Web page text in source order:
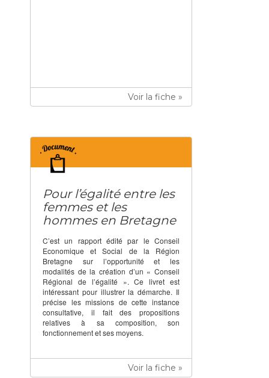
Voir la fiche »
Pour l’égalité entre les
femmes et les
hommes en Bretagne
C’est un rapport édité par le Conseil
Economique et Social de la Région
Bretagne sur l’opportunité et les
modalités de la création d’un « Conseil
Régional de l’égalité ». Ce livret est
intéressant pour illustrer la démarche. Il
précise les missions de cette instance
consultative, il fait des propositions
relatives à sa composition, son
fonctionnement et ses moyens.
Voir la fiche »